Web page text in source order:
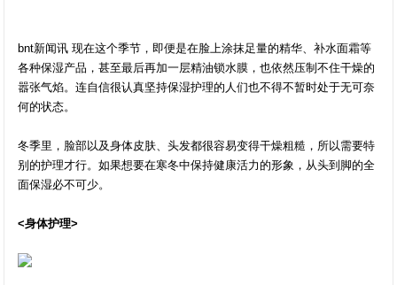
bnt新闻讯 现在这个季节，即便是在脸上涂抹足量的精华、补水面霜等
各种保湿产品，甚至最后再加一层精油锁水膜，也依然压制不住干燥的
嚣张气焰。连自信很认真坚持保湿护理的人们也不得不暂时处于无可奈
何的状态。
冬季里，脸部以及身体皮肤、头发都很容易变得干燥粗糙，所以需要特
别的护理才行。如果想要在寒冬中保持健康活力的形象，从头到脚的全
面保湿必不可少。
<身体护理>